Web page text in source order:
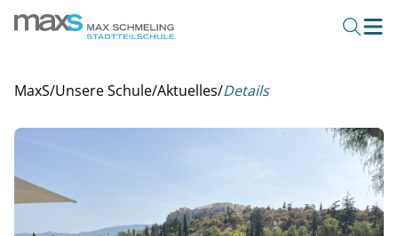
MaxS/Unsere Schule/Aktuelles/Details